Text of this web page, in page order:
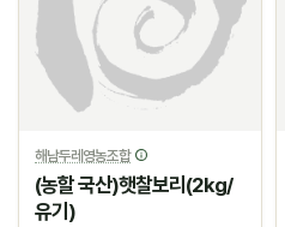
해남두레영농조합
(농할 국산)햇찰보리(2kg/
유기)